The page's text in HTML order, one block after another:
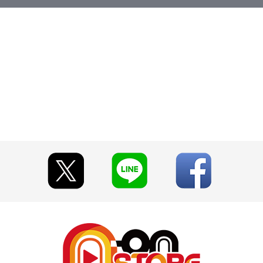
「A-on STORE」が承り、発送を行います。
プ「A-on STORE」の会員登録（無料）が必要となります。
、「Pay-easy（ペイジー）」のみとなります。